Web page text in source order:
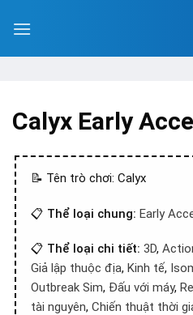
Calyx Early
📝 Tên trò chơi: Calyx
📋 Thể loại chung: Early
📋 Thể loại chi tiết: 3D,
Giả lập thuộc địa, Kinh tế,
Outbreak Sim, Đấu với máy,
tài nguyên, Chiến thuật thời